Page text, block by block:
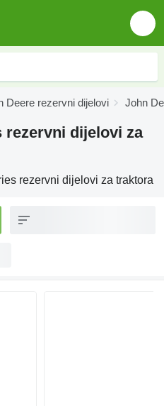
Deere rezervni dijelovi John
rezervni dijelovi za
rezervni dijelovi za traktora